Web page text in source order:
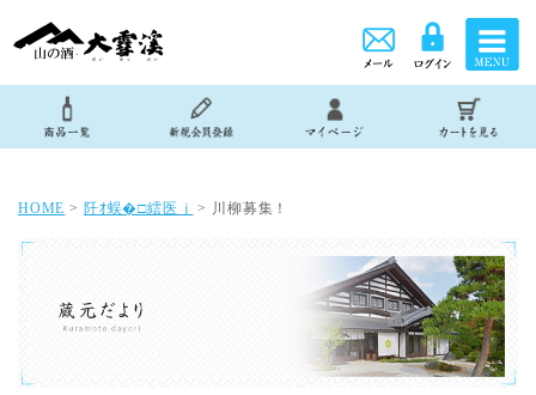
HOME > 阡ｵ蜈�□繧医ｊ > 川柳募集！